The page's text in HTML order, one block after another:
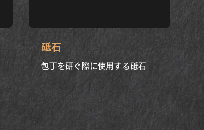
砥石
包丁を研ぐ際に使用する砥石